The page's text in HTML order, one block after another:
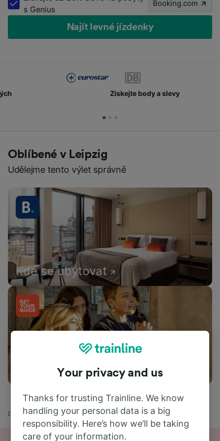
s Genius
Booking.com
Najít levné jízdenky
Získejte body a slevy
Oblíbené v Leipzig
Udělejme tento výlet správně
Kde se ubytovat
Co dělat
Domů Odjezdy vlaků Brno hl.n. - Leipzig
Your privacy and us
Thanks for trusting Trainline. We know
handling your personal data is a big
responsibility. Here’s how we’ll be taking
care of your information.